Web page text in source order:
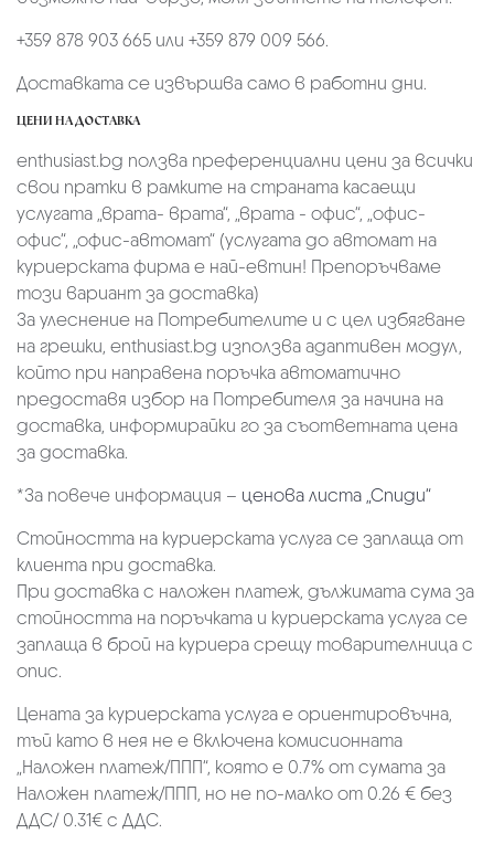
+359 878 903 665 или +359 879 009 566.
Доставката се извършва само в работни дни.
ЦЕНИ НА ДОСТАВКА
enthusiast.bg ползва преференциални цени за всички
свои пратки в рамките на страната касаещи
услугата „врата- врата“, „врата - офис“, „oфис-
офис“, „офис-автомат“ (услугата до автомат на
куриерската фирма е най-евтин! Препоръчваме
този вариант за доставка)
За улеснение на Потребителите и с цел избягване
на грешки, enthusiast.bg използва адаптивен модул,
който при направена поръчка автоматично
предоставя избор на Потребителя за начина на
доставка, информирайки го за съответната цена
за доставка.
*За повече информация – ценова листа „Спиди“
Стойността на куриерската услуга се заплаща от
клиента при доставка.
При доставка с наложен платеж, дължимата сума за
стойността на поръчката и куриерската услуга се
заплаща в брой на куриера срещу товарителница с
опис.
Цената за куриерската услуга е ориентировъчна,
тъй като в нея не е включена комисионната
„Наложен платеж/ППП“, която е 0.7% от сумата за
Наложен платеж/ППП, но не по-малко от 0.26 € без
ДДС/ 0.31€ с ДДС.